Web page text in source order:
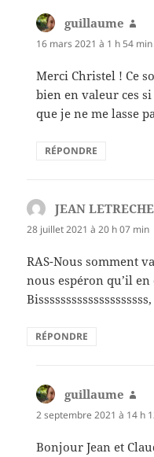
guillaume
16 mars 2021 à 1 h 54 min
Merci Christel ! Ce
bien en valeur ces
que je ne me lasse
RÉPONDRE
JEAN
28 juillet 2021 à 20 h 07 min
RAS-Nous somment
nous espéron qu’il
RÉPONDRE
guillaume
2 septembre 2021 à 14 h
Bonjour Jean et